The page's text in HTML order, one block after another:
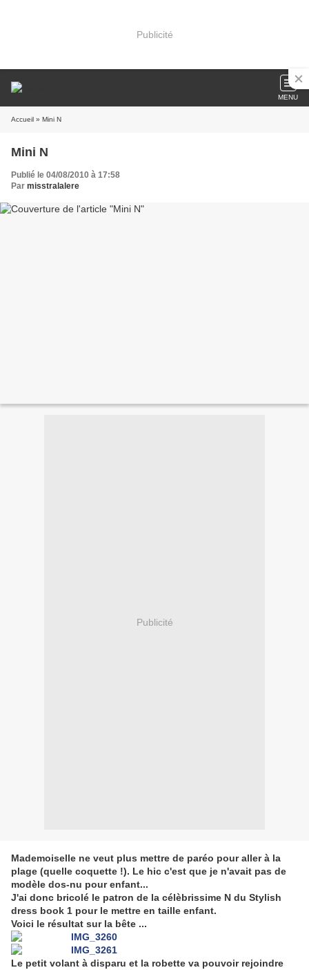
Publicité
MENU
Accueil » Mini N
Mini N
Publié le 04/08/2010 à 17:58
Par misstralalere
Publicité
Mademoiselle ne veut plus mettre de paréo pour aller à la
plage (quelle coquette !). Le hic c'est que je n'avait pas de
modèle dos-nu pour enfant...
J'ai donc bricolé le patron de la célèbrissime N du Stylish
dress book 1 pour le mettre en taille enfant.
Voici le résultat sur la bête ...
Le petit volant à disparu et la robette va pouvoir rejoindre